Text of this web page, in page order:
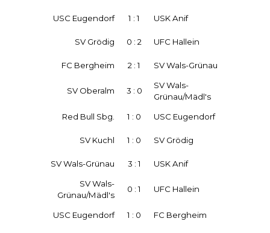
USC Eugendorf 1 : 1 USK Anif
SV Grödig 0 : 2 UFC Hallein
FC Bergheim 2 : 1 SV Wals-Grünau
SV Oberalm 3 : 0
SV Wals-
Grünau/Mädl's
Red Bull Sbg. 1 : 0 USC Eugendorf
SV Kuchl 1 : 0 SV Grödig
SV Wals-Grünau 3 : 1 USK Anif
SV Wals-
Grünau/Mädl's
0 : 1 UFC Hallein
USC Eugendorf 1 : 0 FC Bergheim